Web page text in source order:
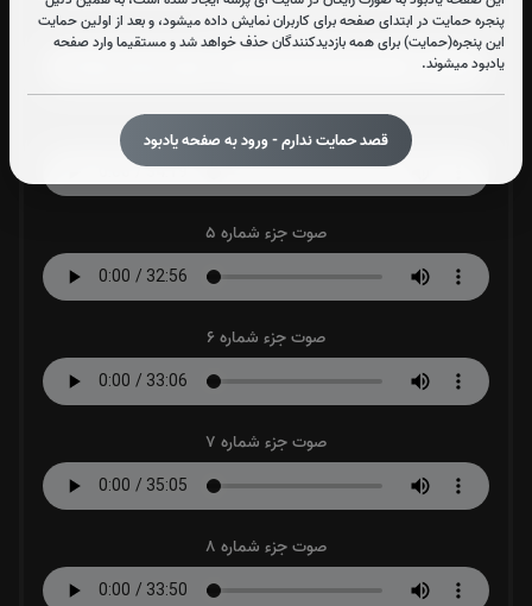
پنجره حمایت در ابتدای صفحه برای کاربران نمایش داده میشود، و بعد از اولین حمایت
این پنجره(حمایت) برای همه بازدیدکنندگان حذف خواهد شد و مستقیما وارد صفحه
یادبود میشوند.
قصد حمایت ندارم - ورود به صفحه یادبود
صوت جزء شماره 3
صوت جزء شماره 4
صوت جزء شماره 5
صوت جزء شماره 6
صوت جزء شماره 7
صوت جزء شماره 8